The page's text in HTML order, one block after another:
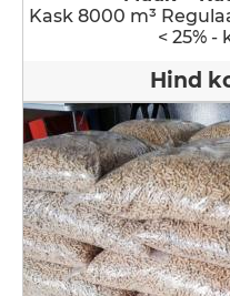
Kask 8000 m³
< 25%
Hind